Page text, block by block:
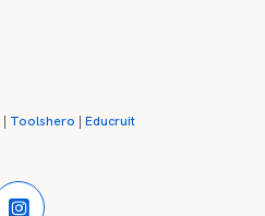
| Toolshero |Educruit